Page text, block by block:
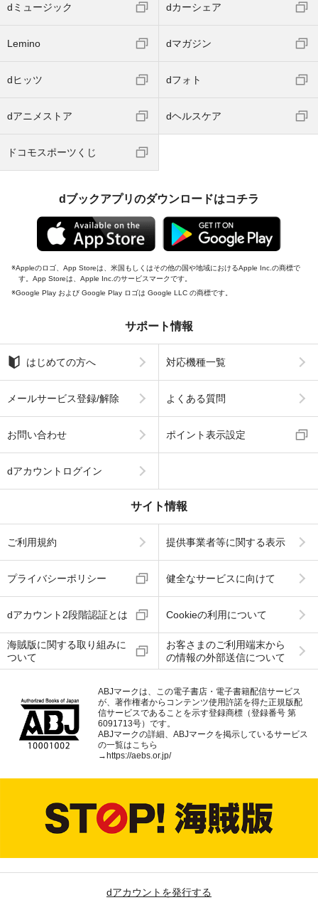
dミュージック dカーシェア
Lemino dマガジン
dヒッツ dフォト
dアニメストア dヘルスケア
ドコモスポーツくじ
dブックアプリのダウンロードはコチラ
Appleのロゴ、App Storeは、米国もしくはその他の国や地域におけるApple Inc.の商標で
す。App Storeは、Apple Inc.のサービスマークです。
Google Play および Google Play ロゴは Google LLC の商標です。
サポート情報
はじめての方へ 対応機種一覧
メールサービス登録/解除 よくある質問
お問い合わせ ポイント表示設定
dアカウントログイン
サイト情報
ご利用規約 提供事業者等に関する表示
プライバシーポリシー 健全なサービスに向けて
dアカウント2段階認証とは Cookieの利用について
海賊版に関する取り組みに
ついて
お客さまのご利用端末から
の情報の外部送信について
ABJマークは、この電子書店・電子書籍配信サービス
が、著作権者からコンテンツ使用許諾を得た正規版配
信サービスであることを示す登録商標（登録番号 第
6091713号）です。
ABJマークの詳細、ABJマークを掲示しているサービス
の一覧はこちら
→ https://aebs.or.jp/
dアカウントを発行する